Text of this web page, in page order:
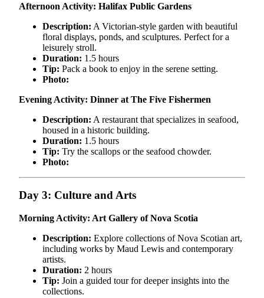
Afternoon Activity: Halifax Public Gardens
Description: A Victorian-style garden with beautiful
floral displays, ponds, and sculptures. Perfect for a
leisurely stroll.
Duration: 1.5 hours
Tip: Pack a book to enjoy in the serene setting.
Photo:
Evening Activity: Dinner at The Five Fishermen
Description: A restaurant that specializes in seafood,
housed in a historic building.
Duration: 1.5 hours
Tip: Try the scallops or the seafood chowder.
Photo:
Day 3: Culture and Arts
Morning Activity: Art Gallery of Nova Scotia
Description: Explore collections of Nova Scotian art,
including works by Maud Lewis and contemporary
artists.
Duration: 2 hours
Tip: Join a guided tour for deeper insights into the
collections.